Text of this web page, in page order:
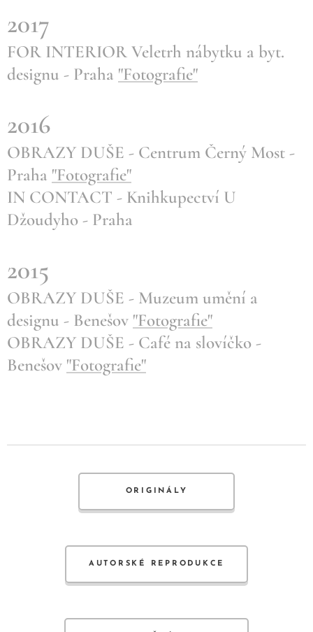
2017
FOR INTERIOR Veletrh nábytku a byt.
designu - Praha "Fotografie"
2016
OBRAZY DUŠE - Centrum Černý Most -
Praha "Fotografie"
IN CONTACT - Knihkupectví U
Džoudyho - Praha
2015
OBRAZY DUŠE - Muzeum umění a
designu - Benešov "Fotografie"
OBRAZY DUŠE - Café na slovíčko -
Benešov "Fotografie"
ORIGINÁLY
AUTORSKÉ REPRODUKCE